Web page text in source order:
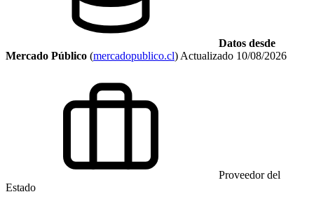
Datos desde
Mercado Público (mercadopublico.cl) Actualizado 10/08/2026
Proveedor del
Estado